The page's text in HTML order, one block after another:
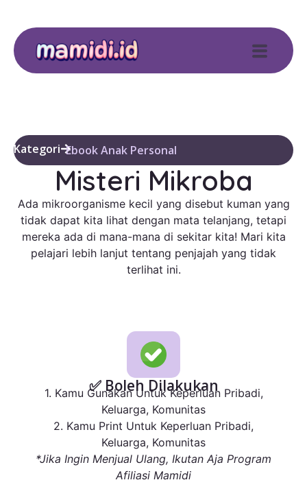
Kategori Ebook Anak Personal
Misteri Mikroba
Ada mikroorganisme kecil yang disebut kuman yang
tidak dapat kita lihat dengan mata telanjang, tetapi
mereka ada di mana-mana di sekitar kita! Mari kita
pelajari lebih lanjut tentang penjajah yang tidak
terlihat ini.
✅ Boleh Dilakukan
1. Kamu Gunakan Untuk Keperluan Pribadi,
Keluarga, Komunitas
2. Kamu Print Untuk Keperluan Pribadi,
Keluarga, Komunitas
*Jika Ingin Menjual Ulang, Ikutan Aja Program
Afiliasi Mamidi